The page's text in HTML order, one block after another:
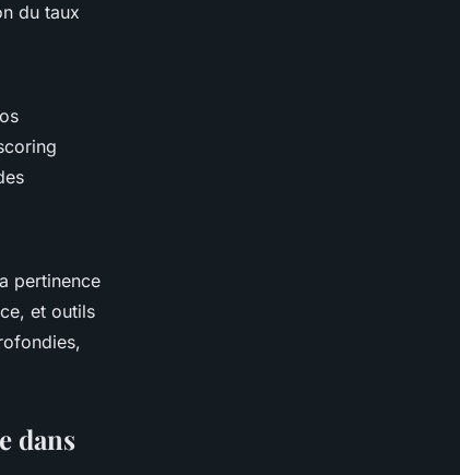
du taux
pertinence
et outils
dans